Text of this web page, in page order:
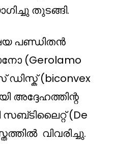
തുടങ്ങി.
പണ്ഡിതന്‍
(Gerolamo
(biconvex
അദ്ദേഹത്തിന്റ
(De
വിവരിച്ചു.